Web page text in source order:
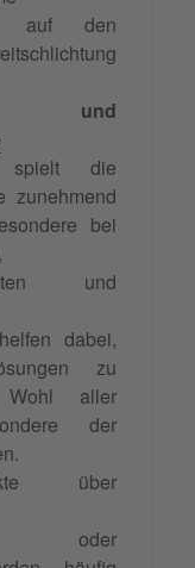
auf den
und
spielt die
zunehmend
bei
und
dabei,
zu
aller
der
über